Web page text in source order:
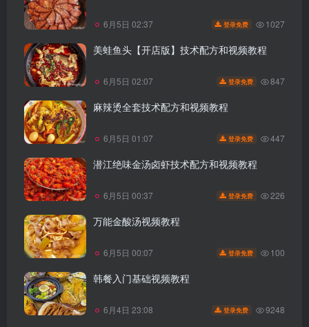
6月5日 02:37 登录免费 1027
美蛙鱼头【开店版】技术配方和视频教程
6月5日 02:07 登录免费 847
麻辣烫全套技术配方和视频教程
6月5日 01:07 登录免费 447
潜江绝味金汤卤虾技术配方和视频教程
6月5日 00:37 登录免费 226
万能金酸汤视频教程
6月5日 00:07 登录免费 100
韩餐入门基础视频教程
6月4日 23:08 登录免费 9248